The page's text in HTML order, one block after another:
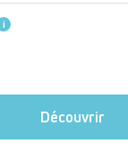
i
Découvrir